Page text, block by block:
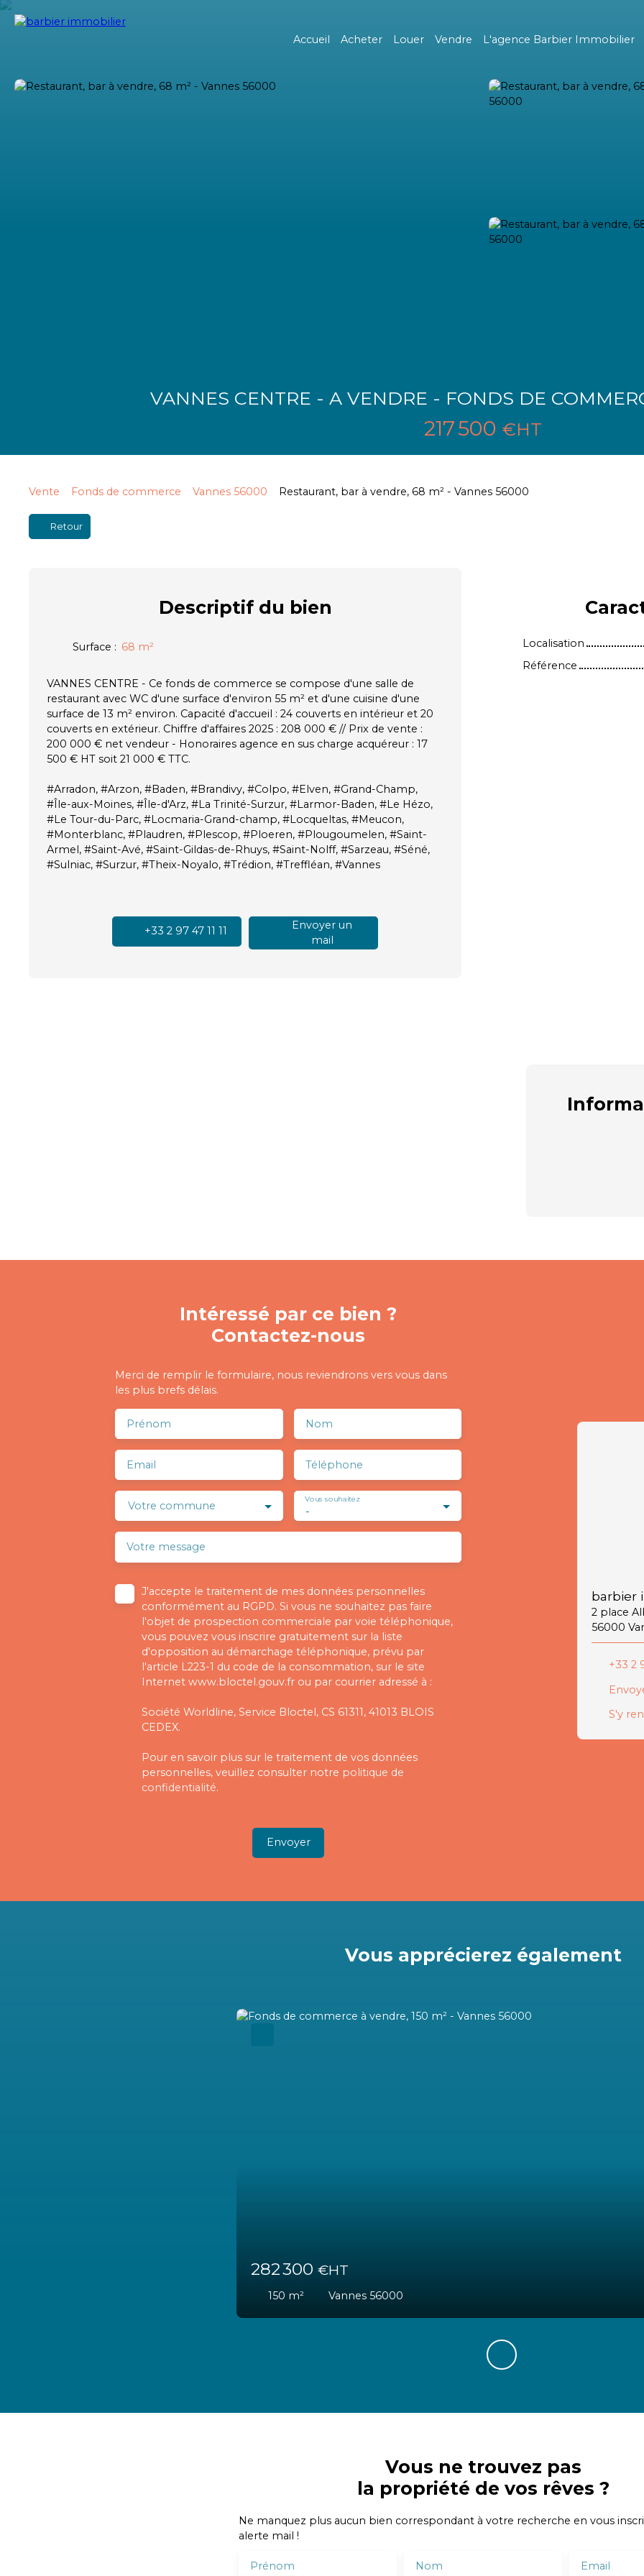
Accueil Acheter Louer Vendre L'agence Barbier Immobilier
VANNES CENTRE - A VENDRE - FONDS DE
217 500 €HT
Vente Fonds de commerce Vannes 56000 Restaurant, bar à vendre, 68 m² - Vannes 56000
Retour
Descriptifdu bien
Surface : 68 m²
VANNES CENTRE - Ce fonds de commerce se compose d'une salle de
restaurant avec WC d'une surface d'environ 55 m² et d'une cuisine d'une
surface de 13 m² environ. Capacité d'accueil : 24 couverts en intérieur et 20
couverts en extérieur. Chiffre d'affaires 2025 : 208 000 € // Prix de vente :
200 000 € net vendeur - Honoraires agence en sus charge acquéreur : 17
500 € HT soit 21 000 € TTC.
#Arradon, #Arzon, #Baden, #Brandivy, #Colpo, #Elven, #Grand-Champ,
#Île-aux-Moines, #Île-d'Arz, #La Trinité-Surzur, #Larmor-Baden, #Le Hézo,
#Le Tour-du-Parc, #Locmaria-Grand-champ, #Locqueltas, #Meucon,
#Monterblanc, #Plaudren, #Plescop, #Ploeren, #Plougoumelen, #Saint-
Armel, #Saint-Avé, #Saint-Gildas-de-Rhuys, #Saint-Nolff, #Sarzeau, #Séné,
#Sulniac, #Surzur, #Theix-Noyalo, #Trédion, #Treffléan, #Vannes
+33 2 97 47 11 11
Envoyer un
mail
Localisation
Référence
Intéressé par ce bien ?
Contactez-nous
Merci de remplir le formulaire, nous reviendrons vers vous dans
les plus brefs délais.
Prénom Nom
Email Téléphone
Votre commune -
Vous souhaitez
Votre message
J'accepte le traitement de mes données personnelles
conformément au RGPD. Si vous ne souhaitez pas faire
l'objet de prospection commerciale par voie téléphonique,
vous pouvez vous inscrire gratuitement sur la liste
d'opposition au démarchage téléphonique, prévu par
l'article L223-1 du code de la consommation, sur le site
Internet www.bloctel.gouv.fr ou par courrier adressé à :
Société Worldline, Service Bloctel, CS 61311, 41013 BLOIS
CEDEX.
Pour en savoir plus sur le traitement de vos données
personnelles, veuillez consulter notre politique de
confidentialité.
Envoyer
barbier
2 place
56000
+33 2
S'y
Vous apprécierez également
77 900€HT
50m² Vannes 56000
Vous ne trouvez pas
la propriété de vos rêves ?
Ne manquez plus aucun bien correspondant à votre recherche en vous
alerte mail !
Prénom Nom Email